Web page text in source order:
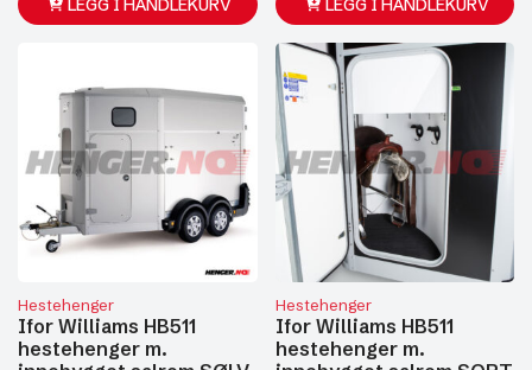
LEGG I HANDLEKURV LEGG I HANDLEKURV
Hestehenger
Ifor Williams HB511
hestehenger m.
Hestehenger
Ifor Williams HB511
hestehenger m.